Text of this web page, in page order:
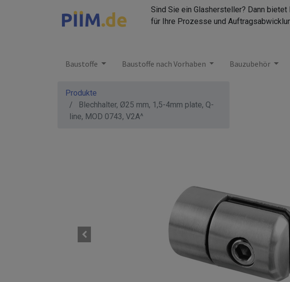
Sind Sie ein Glashersteller? Dann
für Ihre Prozesse und
Baustoffe
Baustoffe nach Vorhaben Bauzubehör
Produkte
Blechhalter, Ø25 mm, 1,5-4mm plate, Q-
line, MOD 0743, V2A^